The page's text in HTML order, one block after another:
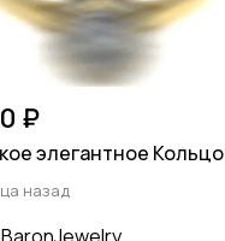
₽
элегантное Кольцо
назад
BaronJewelry